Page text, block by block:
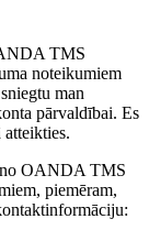
TMS
noteikumiem
man
pārvaldībai. Es
no OANDA TMS
piemēram,